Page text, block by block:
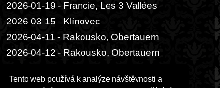
Tento web používá k analýze návštěvnosti a
2026-01-19 - Francie, Les 3 Vallées
2026-03-15 - Klínovec
2026-04-11 - Rakousko, Obertauern
2026-04-12 - Rakousko, Obertauern
Brzobohatého